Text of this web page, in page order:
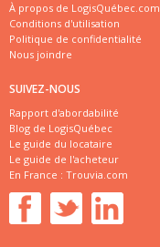
À propos de LogisQuébec.com
Conditions d'utilisation
Politique de confidentialité
Nous joindre
SUIVEZ-NOUS
Rapport d'abordabilité
Blog de LogisQuébec
Le guide du locataire
Le guide de l'acheteur
En France : Trouvia.com